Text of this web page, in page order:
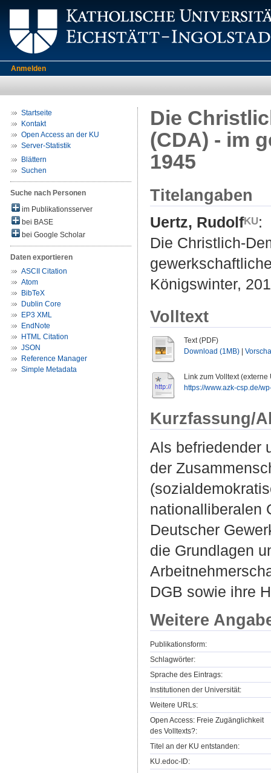
Anmelden
Startseite
Kontakt
Open Access an der KU
Server-Statistik
Blättern
Suchen
Suche nach Personen
im Publikationsserver
bei BASE
bei Google Scholar
Daten exportieren
ASCII Citation
Atom
BibTeX
Dublin Core
EP3 XML
EndNote
HTML Citation
JSON
Reference Manager
Simple Metadata
Die
(CDA) - im
1945
Titelangaben
Uertz, Rudolf
:
Die Christlich-
Königswinter,
Volltext
Text (PDF)
Download (1MB)
Link zum Volltext (externe
https://www.azk-csp.de/
Kurzfassung/
Als befriedender
der
nationalliberalen
Deutscher
die Grundlagen
DGB sowie ihre
Weitere
Publikationsform:
Schlagwörter:
Sprache des Eintrags:
Institutionen der Universität:
Weitere URLs:
Open Access: Freie Zugänglichkeit
des Volltexts?:
Titel an der KU entstanden:
KU.edoc-ID: